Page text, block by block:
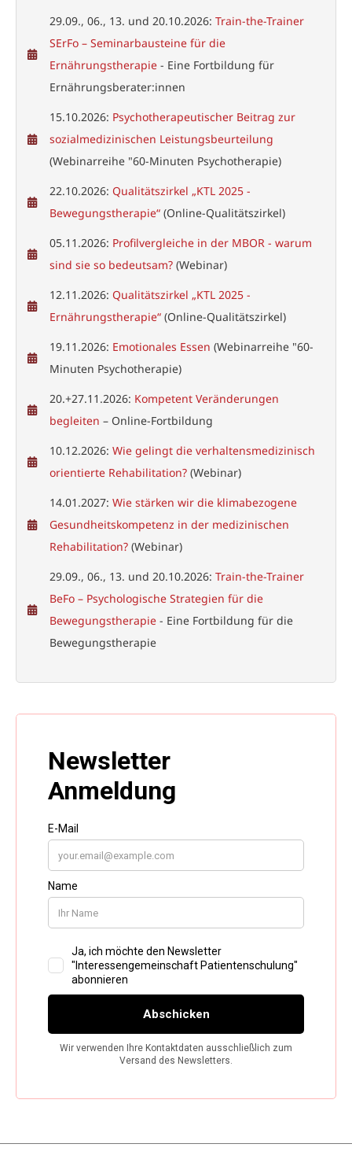
29.09., 06., 13. und 20.10.2026: Train-the-Trainer
SErFo – Seminarbausteine für die
Ernährungstherapie - Eine Fortbildung für
Ernährungsberater:innen
15.10.2026: Psychotherapeutischer Beitrag zur
sozialmedizinischen Leistungsbeurteilung
(Webinarreihe "60-Minuten Psychotherapie)
22.10.2026: Qualitätszirkel „KTL 2025 -
Bewegungstherapie“ (Online-Qualitätszirkel)
05.11.2026: Profilvergleiche in der MBOR - warum
sind sie so bedeutsam? (Webinar)
12.11.2026: Qualitätszirkel „KTL 2025 -
Ernährungstherapie“ (Online-Qualitätszirkel)
19.11.2026: Emotionales Essen (Webinarreihe "60-
Minuten Psychotherapie)
20.+27.11.2026: Kompetent Veränderungen
begleiten – Online-Fortbildung
10.12.2026: Wie gelingt die verhaltensmedizinisch
orientierte Rehabilitation? (Webinar)
14.01.2027: Wie stärken wir die klimabezogene
Gesundheitskompetenz in der medizinischen
Rehabilitation? (Webinar)
29.09., 06., 13. und 20.10.2026: Train-the-Trainer
BeFo – Psychologische Strategien für die
Bewegungstherapie - Eine Fortbildung für die
Bewegungstherapie